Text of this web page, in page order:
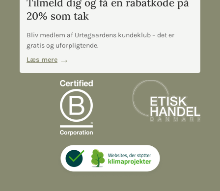
Tilmeld dig og få en rabatkode på
20% som tak
Bliv medlem af Urtegaardens kundeklub – det er
gratis og uforpligtende.
Læs mere